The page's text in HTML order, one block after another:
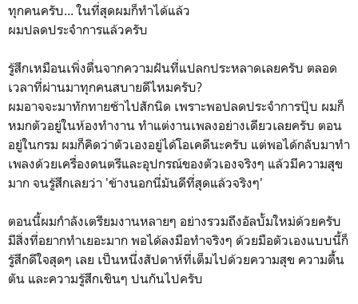
ทุกคนครับ... ในที่สุดผมก็ทำได้แล้ว
ผมปลดประจำการแล้วครับ
รู้สึกเหมือนเพิ่งตื่นจากความฝันที่แปลกประหลาดเลยครับ ตลอด
เวลาที่ผ่านมาทุกคนสบายดีไหมครับ?
ผมอาจจะมาทักทายช้าไปสักนิด เพราะพอปลดประจำการปุ๊บ ผมก็
หมกตัวอยู่ในห้องทำงาน ทำแต่งานเพลงอย่างเดียวเลยครับ ตอน
อยู่ในกรม ผมก็คิดว่าตัวเองอยู่ได้โอเคดีนะครับ แต่พอได้กลับมาทำ
เพลงด้วยเครื่องดนตรีและอุปกรณ์ของตัวเองจริงๆ แล้วมีความสุข
มาก จนรู้สึกเลยว่า 'ข้างนอกนี่มันดีที่สุดแล้วจริงๆ'
ตอนนี้ผมกำลังเตรียมงานหลายๆ อย่างรวมถึงอัลบั้มใหม่ด้วยครับ
มีสิ่งที่อยากทำเยอะมาก พอได้ลงมือทำจริงๆ ด้วยมือตัวเองแบบนี้ก็
รู้สึกดีใจสุดๆ เลย เป็นหนึ่งสัปดาห์ที่เต็มไปด้วยความสุข ความตื้น
ตัน และความรู้สึกเขินๆ ปนกันไปครับ